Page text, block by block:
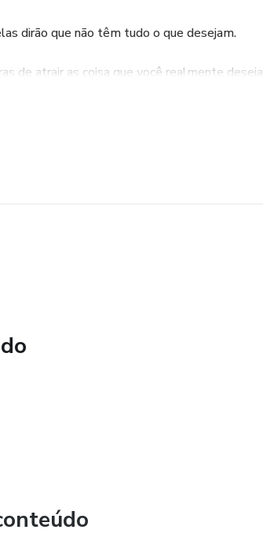
dirão que não têm tudo o que desejam.
de atrair as coisa que você realmente deseja